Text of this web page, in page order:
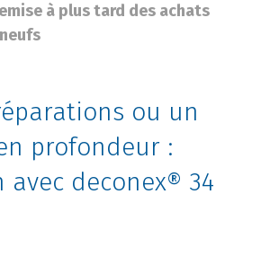
à plus tard des achats
ou un
profondeur :
avec deconex® 34